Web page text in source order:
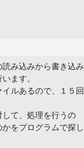
み込みから書き込み
ます。
ルあるので、１５回
て、処理を行うの
をプログラムで探し